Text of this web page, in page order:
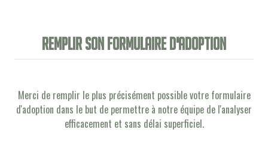
Remplir son formulaire d'adoption
Merci de remplir le plus précisément possible votre formulaire
d'adoption dans le but de permettre à notre équipe de l'analyser
efficacement et sans délai superficiel.